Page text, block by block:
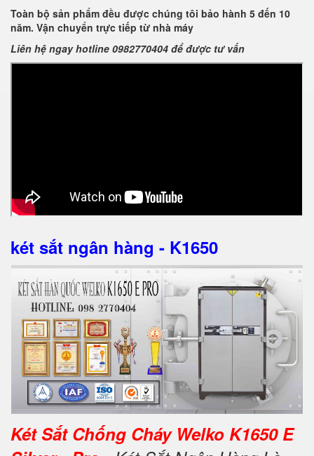
Toàn bộ sản phẩm đều được chúng tôi bảo hành 5 đến 10
năm. Vận chuyển trực tiếp từ nhà máy
Liên hệ ngay hotline 0982770404 để được tư vấn
két sắt ngân hàng - K1650
Két Sắt Chống Cháy Welko K1650 E